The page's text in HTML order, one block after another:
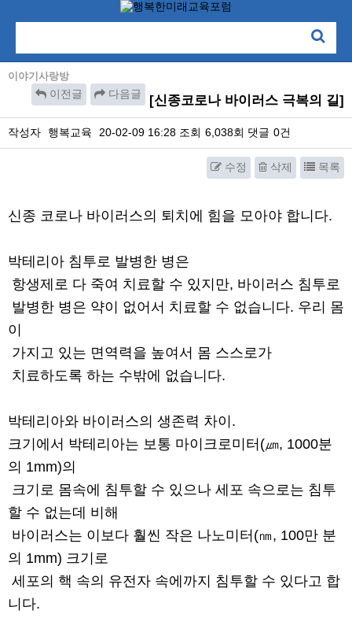
이야기사랑방
이전글 다음글 [신종코로나 바이러스 극복의 길]
작성자 행복교육 20-02-09 16:28 조회 6,038회 댓글 0건
수정 삭제 목록
신종 코로나 바이러스의 퇴치에 힘을 모아야 합니다.
박테리아 침투로 발병한 병은
항생제로 다 죽여 치료할 수 있지만, 바이러스 침투로
발병한 병은 약이 없어서 치료할 수 없습니다. 우리 몸
이
가지고 있는 면역력을 높여서 몸 스스로가
치료하도록 하는 수밖에 없습니다.
박테리아와 바이러스의 생존력 차이.
크기에서 박테리아는 보통 마이크로미터(㎛, 1000분
의 1mm)의
크기로 몸속에 침투할 수 있으나 세포 속으로는 침투
할 수 없는데 비해
바이러스는 이보다 훨씬 작은 나노미터(㎚, 100만 분
의 1mm) 크기로
세포의 핵 속의 유전자 속에까지 침투할 수 있다고 합
니다.